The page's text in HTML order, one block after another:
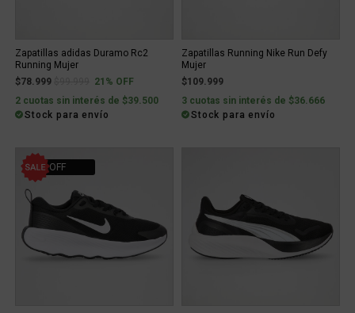
Zapatillas adidas Duramo Rc2
Running Mujer
$78.999
Price reduced from
to21% OFF
2 cuotas sin interés de $39.500
Stock para envío
Zapatillas Running Nike Run Defy
Mujer
$109.999
3 cuotas sin interés de $36.666
Stock para envío
10% OFF